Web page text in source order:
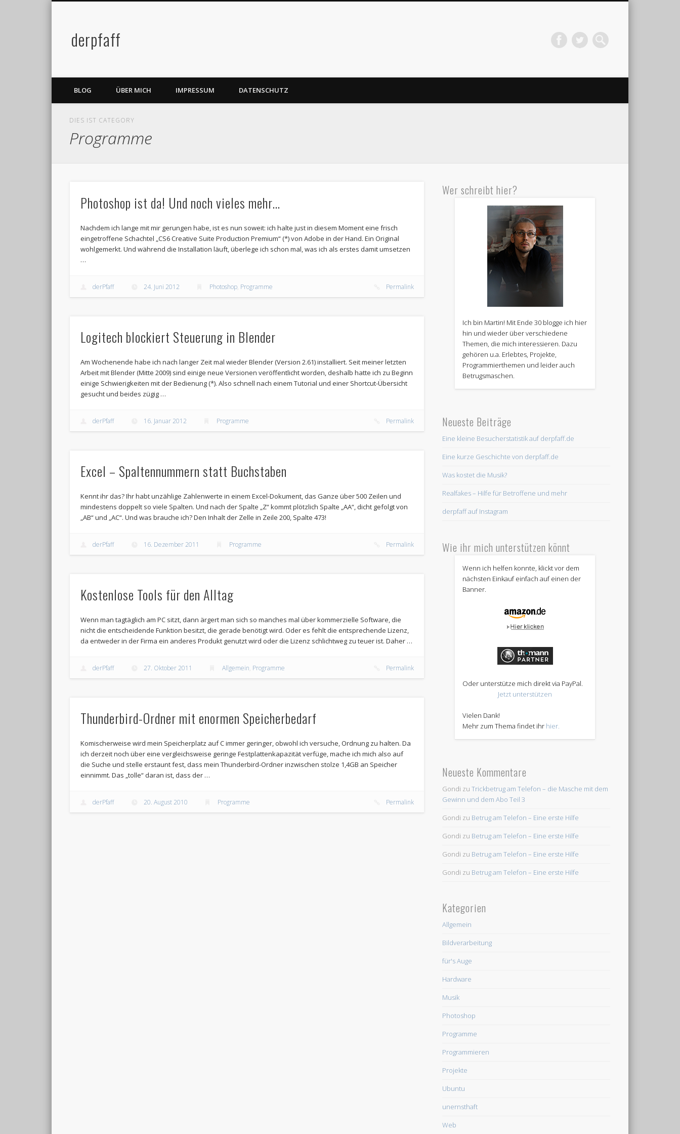
derpfaff
FacebookTwitter
BLOG ÜBER MICH IMPRESSUM DATENSCHUTZ
DIES IST CATEGORY
Programme
Photoshop ist da! Und noch vieles mehr…
Nachdem ich lange mit mir gerungen habe, ist es nun soweit: ich halte just in diesem Moment eine frisch
eingetroffene Schachtel „CS6 Creative Suite Production Premium“ (*) von Adobe in der Hand. Ein Original
wohlgemerkt. Und während die Installation läuft, überlege ich schon mal, was ich als erstes damit umsetzen
…
derPfaff 24. Juni 2012 Photoshop, Programme Permalink
Logitech blockiert Steuerung in Blender
Am Wochenende habe ich nach langer Zeit mal wieder Blender (Version 2.61) installiert. Seit meiner letzten
Arbeit mit Blender (Mitte 2009) sind einige neue Versionen veröffentlicht worden, deshalb hatte ich zu Beginn
einige Schwierigkeiten mit der Bedienung (*). Also schnell nach einem Tutorial und einer Shortcut-Übersicht
gesucht und beides zügig …
derPfaff 16. Januar 2012 Programme Permalink
Excel – Spaltennummern statt Buchstaben
Kennt ihr das? Ihr habt unzählige Zahlenwerte in einem Excel-Dokument, das Ganze über 500 Zeilen und
mindestens doppelt so viele Spalten. Und nach der Spalte „Z“ kommt plötzlich Spalte „AA“, dicht gefolgt von
„AB“ und „AC“. Und was brauche ich? Den Inhalt der Zelle in Zeile 200, Spalte 473!
derPfaff 16. Dezember 2011 Programme Permalink
Kostenlose Tools für den Alltag
Wenn man tagtäglich am PC sitzt, dann ärgert man sich so manches mal über kommerzielle Software, die
nicht die entscheidende Funktion besitzt, die gerade benötigt wird. Oder es fehlt die entsprechende Lizenz,
da entweder in der Firma ein anderes Produkt genutzt wird oder die Lizenz schlichtweg zu teuer ist. Daher …
derPfaff 27. Oktober 2011 Allgemein, Programme Permalink
Thunderbird-Ordner mit enormen Speicherbedarf
Komischerweise wird mein Speicherplatz auf C immer geringer, obwohl ich versuche, Ordnung zu halten. Da
ich derzeit noch über eine vergleichsweise geringe Festplattenkapazität verfüge, mache ich mich also auf
die Suche und stelle erstaunt fest, dass mein Thunderbird-Ordner inzwischen stolze 1,4GB an Speicher
einnimmt. Das „tolle“ daran ist, dass der …
derPfaff 20. August 2010 Programme Permalink
Wer schreibt hier?
Ich bin Martin! Mit Ende 30 blogge ich hier
hin und wieder über verschiedene
Themen, die mich interessieren. Dazu
gehören u.a. Erlebtes, Projekte,
Programmierthemen und leider auch
Betrugsmaschen.
Neueste Beiträge
Eine kleine Besucherstatistik auf derpfaff.de
Eine kurze Geschichte von derpfaff.de
Was kostet die Musik?
Realfakes – Hilfe für Betroffene und mehr
derpfaff auf Instagram
Wie ihr mich unterstützen könnt
Wenn ich helfen konnte, klickt vor dem
nächsten Einkauf einfach auf einen der
Banner.
Oder unterstütze mich direkt via PayPal.
Jetzt unterstützen
Vielen Dank!
Mehr zum Thema findet ihr hier.
Neueste Kommentare
Gondi zuTrickbetrug am Telefon – die Masche mit dem
Gewinn und dem Abo Teil 3
Gondi zu Betrug am Telefon – Eine erste Hilfe
Gondi zu Betrug am Telefon – Eine erste Hilfe
Gondi zu Betrug am Telefon – Eine erste Hilfe
Gondi zu Betrug am Telefon – Eine erste Hilfe
Kategorien
Allgemein
Bildverarbeitung
für's Auge
Hardware
Musik
Photoshop
Programme
Programmieren
Projekte
Ubuntu
unernsthaft
Web